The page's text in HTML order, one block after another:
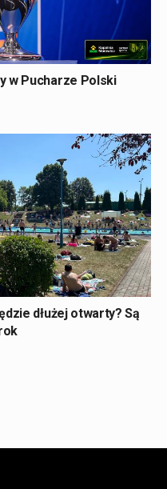
w Pucharze Polski
dłużej otwarty? Są